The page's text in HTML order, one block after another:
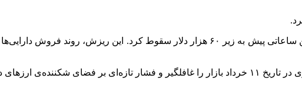
دیجیتال وارد کرد.